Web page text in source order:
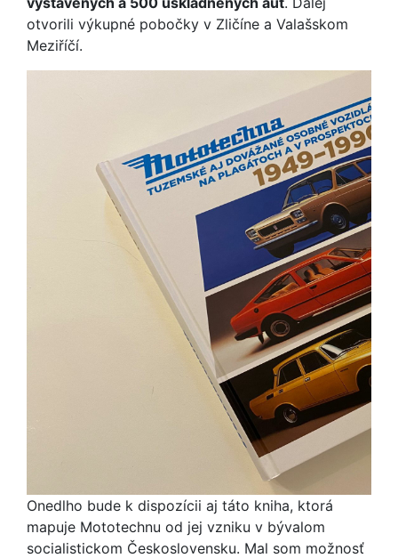
otvorili výkupné pobočky v Zličíne a Valašskom
Meziříčí.
Onedlho bude k dispozícii aj táto kniha, ktorá
mapuje Mototechnu od jej vzniku v bývalom
socialistickom Československu. Mal som možnosť